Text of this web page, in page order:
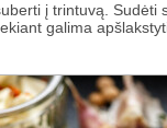
į trintuvą.
galima